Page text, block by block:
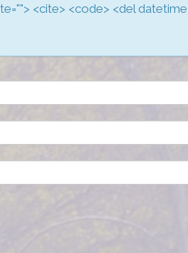
<cite> <code> <del